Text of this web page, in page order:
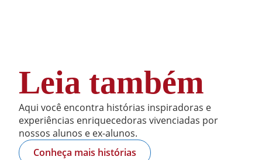
Leia também
Aqui você encontra histórias inspiradoras e
experiências enriquecedoras vivenciadas por
nossos alunos e ex-alunos.
Conheça mais histórias